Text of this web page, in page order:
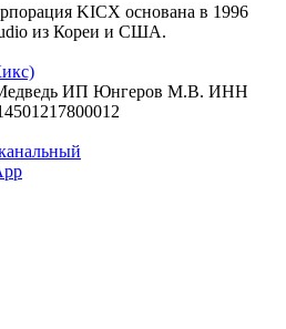
KICX основана в 1996
из Кореи и США.
Медведь ИП Юнгеров М.В. ИНН